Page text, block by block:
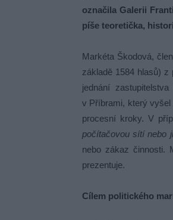
označila Galerii
píše teoretička,
Markéta Škodová,
základě 1584 hlasů)
jednání
v Příbrami, který vyšel
procesní kroky. V
počítačovou sítí nebo
nebo zákaz činnosti.
prezentuje.
Cílem politického